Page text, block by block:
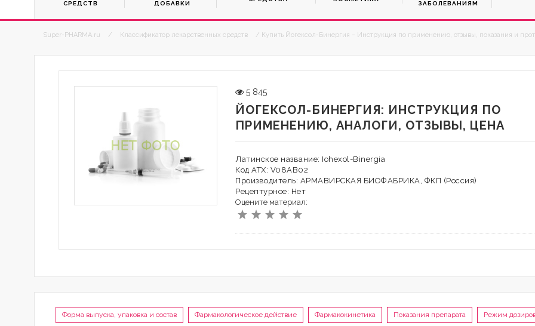
СРЕДСТВ
ДОБАВКИ
ЗАБОЛЕВАНИЯМ
Super-PHARMA.ru / Классификатор лекарственных средств / Купить Йогексол-Бинергия – Инструкция по применению, отзывы, показания и
5 845
ЙОГЕКСОЛ-БИНЕРГИЯ: ИНСТРУКЦИЯ ПО
ПРИМЕНЕНИЮ, АНАЛОГИ, ОТЗЫВЫ, ЦЕНА
Латинское название: Iohexol-Binergia
Код АТХ: V08AB02
Производитель: АРМАВИРСКАЯ БИОФАБРИКА, ФКП (Россия)
Рецептурное: Нет
Оцените материал:
Форма выпуска, упаковка и состав Фармакологическое действие Фармакокинетика Показания препарата Режим